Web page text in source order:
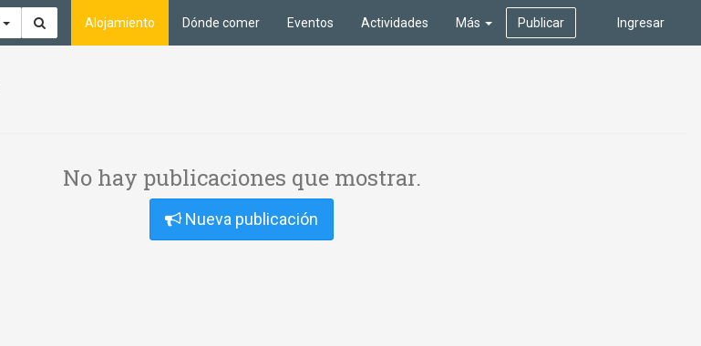
Ingresar
Alojamiento Dónde comer Eventos Actividades Más Publicar
No hay publicaciones que mostrar.
Nueva publicación